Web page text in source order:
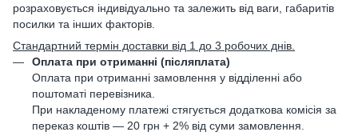
розраховується індивідуально та залежить від ваги, габаритів
посилки та інших факторів.
Стандартний термін доставки від 1 до 3 робочих днів.
Оплата при отриманні (післяплата)
Оплата при отриманні замовлення у відділенні або
поштоматі перевізника.
При накладеному платежі стягується додаткова комісія за
переказ коштів — 20 грн + 2% від суми замовлення.